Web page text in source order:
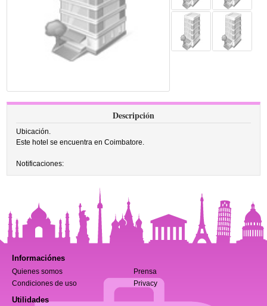
Descripción
Ubicación.
Este hotel se encuentra en Coimbatore.
Notificaciones:
Informaciónes
Quienes somos
Prensa
Condiciones de uso
Privacy
Utilidades